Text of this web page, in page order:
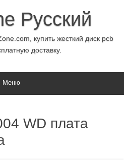
Русский
купить жесткий диск pcb
доставку.
Меню
WD плата